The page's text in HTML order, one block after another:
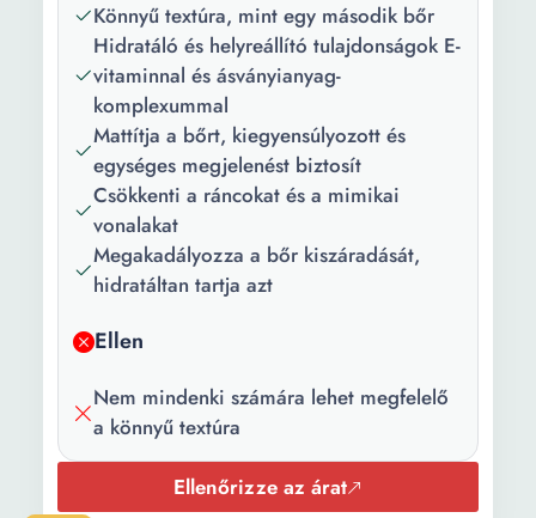
Normális
Életkor:
20+ év
Előnyök:
Hidratáló Nyugtatás Mattító
Csomag
tartalma:
1 X Sminkalap
Mennyiség:
15 ml
Súly:
15 g
Megjelenés:
Árnyalat neve:
Színtelen
Színkód:
00
Könnyű textúra, mint egy második bőr
Hidratáló és helyreállító tulajdonságok E-
vitaminnal és ásványianyag-
komplexummal
Mattítja a bőrt, kiegyensúlyozott és
egységes megjelenést biztosít
Csökkenti a ráncokat és a mimikai
vonalakat
Megakadályozza a bőr kiszáradását,
hidratáltan tartja azt
Ellen
Nem mindenki számára lehet megfelelő
a könnyű textúra
Ellenőrizze az árat